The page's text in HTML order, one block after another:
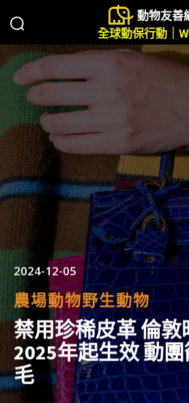
動物友善
全球動保行動｜
2024-12-05
農場動物野生動物
禁用珍稀皮革 倫
2025年起生效 動
毛